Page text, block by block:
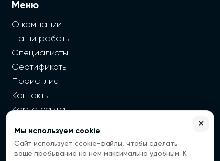
Меню
О компании
Наши работы
Специалисты
Сертификаты
Прайс-лист
Контакты
Карта сайта
2026 г. Cайт санэпидемстанции — Все права защищены
Все цены на сайте носят информационный
Мы используем cookie
Сайт использует cookie-файлы, чтобы сделать
ваше пребывание на нем максимально удобным. К
✕